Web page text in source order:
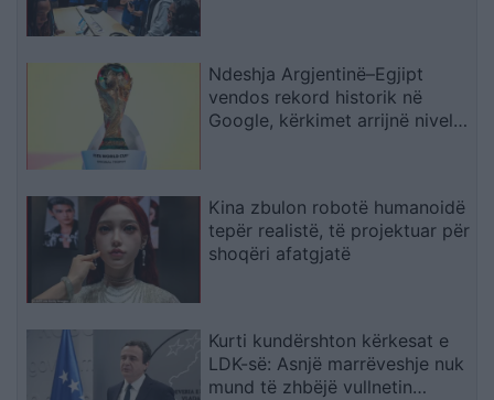
Ndeshja Argjentinë–Egjipt
vendos rekord historik në
Google, kërkimet arrijnë nivele
Kina zbulon robotë humanoidë
tepër realistë, të projektuar për
shoqëri afatgjatë
Kurti kundërshton kërkesat e
LDK-së: Asnjë marrëveshje nuk
mund të zhbëjë vullnetin